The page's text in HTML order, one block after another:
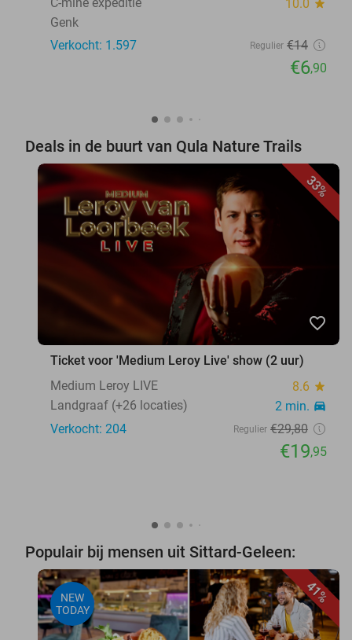
C-mine expeditie 10.0 star
Genk
Verkocht: 1.597
Regulier €14
€6,90
Deals in de buurt van Qula Nature Trails
33%
favorite_border
Ticket voor 'Medium Leroy Live' show (2 uur)
Medium Leroy LIVE
8.6 star
Landgraaf (+26 locaties) 2 min. directions_car
Verkocht: 204 Regulier €29,80
€19,95
Populair bij mensen uit Sittard-Geleen:
41%
NEW
TODAY